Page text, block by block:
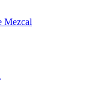
Mezcal